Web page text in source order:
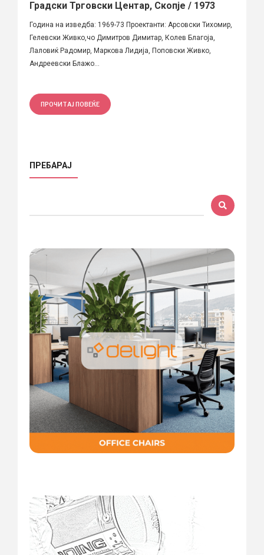
Градски Трговски Центар, Скопје / 1973
Година на изведба: 1969-73 Проектанти: Арсовски Тихомир,
Гелевски Живко,чо Димитров Димитар, Колев Благоја,
Лаловиќ Радомир, Маркова Лидија, Поповски Живко,
Андреевски Блажо...
ПРОЧИТАЈ ПОВЕЌЕ
ПРЕБАРАЈ